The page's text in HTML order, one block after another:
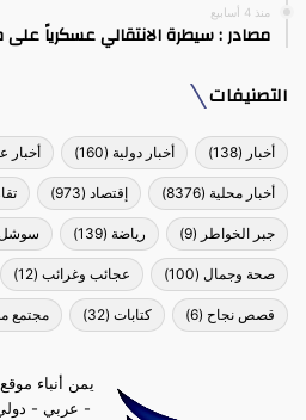
منذ 4 أسابيع
مصادر : سيطرة الانتقالي عسكرياً
التصنيفات
أخبار (138) أخبار دولية (160) أخبار
أخبار محلية (8376) إقتصاد (973)
جبر الخواطر (9) رياضة (139) سوشل
صحة وجمال (100) عجائب وغرائب (12)
قصص نجاح (6) كتابات (32) مجتمع
يمن أنباء
- عربي - دولي